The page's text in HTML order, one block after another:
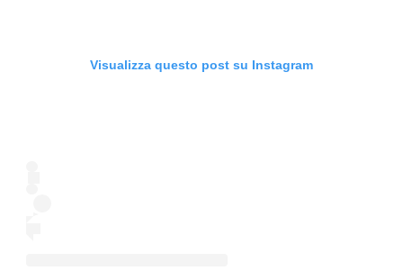
Visualizza questo post su Instagram